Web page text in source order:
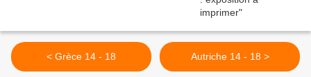
< Grèce 14 - 18 Autriche 14 - 18 >